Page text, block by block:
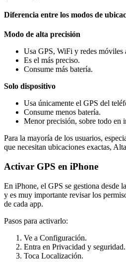
Diferencia entre los modos de
Modo de alta precisión
Usa GPS, WiFi y redes móviles
Es el más preciso.
Consume más batería.
Solo dispositivo
Usa únicamente el GPS del
Consume menos batería.
Menor precisión, sobre todo en
Para la mayoría de los usuarios,
que necesitan ubicaciones exactas,
Activar GPS en iPhone
En iPhone, el GPS se gestiona desde
y es muy importante revisar los
de cada app.
Pasos para activarlo:
Ve a Configuración.
Entra en Privacidad y seguridad.
Toca Localización.